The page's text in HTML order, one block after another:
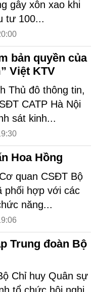
gây xôn xao khi
tư 100...
bản quyền của
Việt KTV
Thủ đô thông tin,
CATP Hà Nội
sát kinh...
Hoa Hồng
quan CSĐT Bộ
phối hợp với các
năng...
Trung đoàn Bộ
Chỉ huy Quân sự